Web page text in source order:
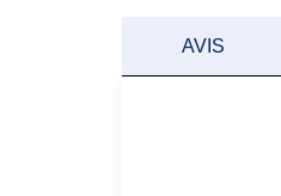
AVIS